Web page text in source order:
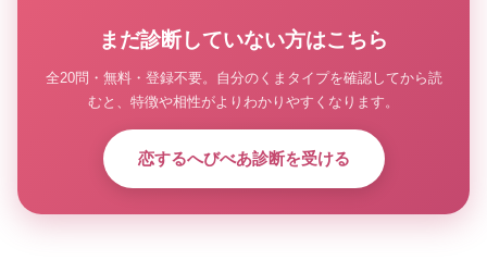
まだ診断していない方はこちら
全20問・無料・登録不要。自分のくまタイプを確認してから読
むと、特徴や相性がよりわかりやすくなります。
恋するへびべあ診断を受ける